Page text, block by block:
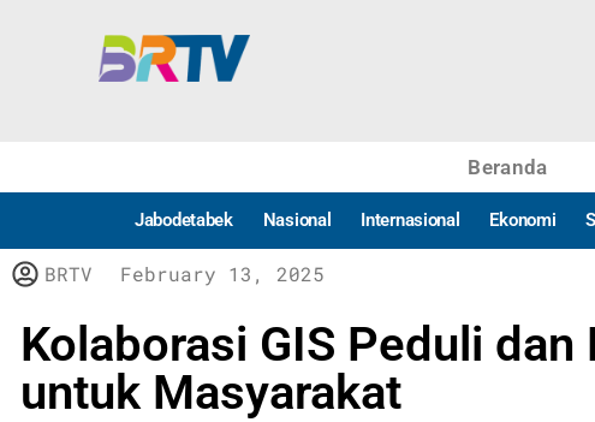
Beranda
Jabodetabek Nasional Internasional Ekonomi
BRTV February 13, 2025
Kolaborasi GIS Peduli
untuk Masyarakat